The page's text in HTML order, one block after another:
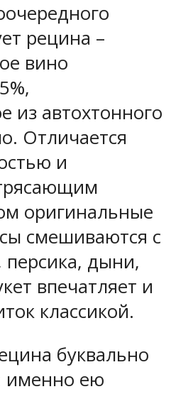
рецина –
вино
из автохтонного
Отличается
и
оригинальные
смешиваются с
дыни,
впечатляет и
классикой.
буквально
именно ею